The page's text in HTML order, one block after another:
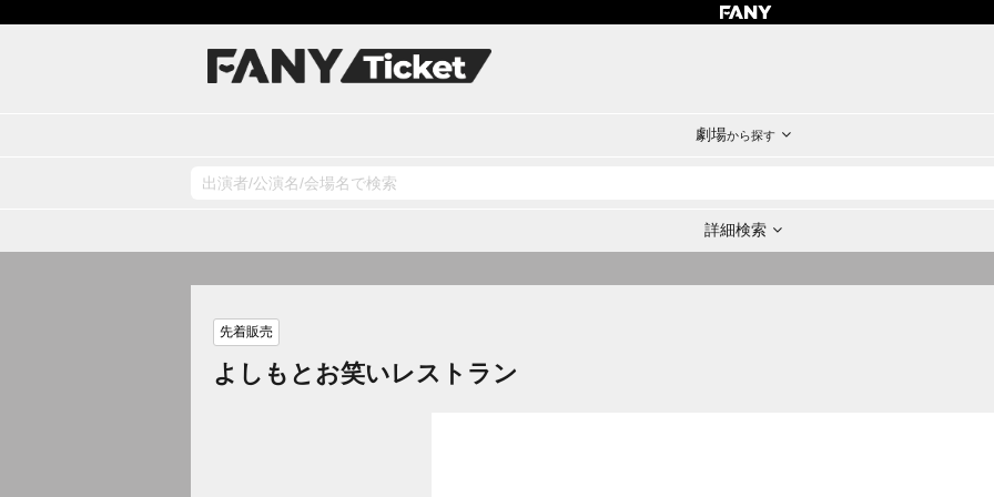
劇場から探す
詳細検索
先着販売
よしもとお笑いレストラン